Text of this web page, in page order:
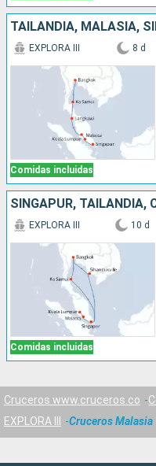
TAILANDIA, MALASIA,
Comidas incluidas
EXPLORA III 8 d
Comidas incluidas
EXPLORA III 10 d
Cruceros www.cruceros.co
EXPLORA III
Cruceros Malasia